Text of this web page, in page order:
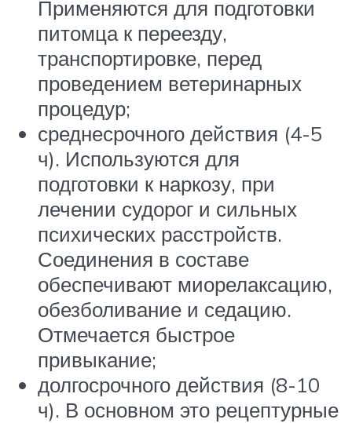
Применяются для подготовки
питомца к переезду,
транспортировке, перед
проведением ветеринарных
процедур;
среднесрочного действия (4-5
ч). Используются для
подготовки к наркозу, при
лечении судорог и сильных
психических расстройств.
Соединения в составе
обеспечивают миорелаксацию,
обезболивание и седацию.
Отмечается быстрое
привыкание;
долгосрочного действия (8-10
ч). В основном это рецептурные